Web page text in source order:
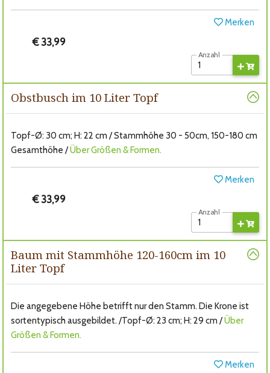
Merken
€ 33,99
Anzahl
Obstbusch im 10 Liter Topf
Topf-Ø: 30 cm; H: 22 cm / Stammhöhe 30 - 50cm, 150-180 cm
Gesamthöhe /Über Größen & Formen.
Merken
€ 33,99
Anzahl
Baum mit Stammhöhe 120-160cm im 10
Liter Topf
Die angegebene Höhe betrifft nur den Stamm. Die Krone ist
sortentypisch ausgebildet. /Topf-Ø: 23 cm; H: 29 cm /Über
Größen & Formen.
Merken